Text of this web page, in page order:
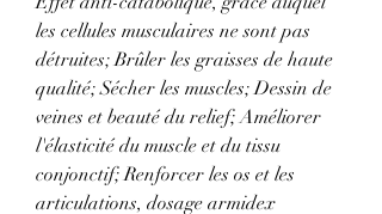
les cellules musculaires ne sont pas
détruites; Brûler les graisses de haute
qualité; Sécher les muscles; Dessin de
veines et beauté du relief; Améliorer
l'élasticité du muscle et du tissu
conjonctif; Renforcer les os et les
articulations, dosage armidex